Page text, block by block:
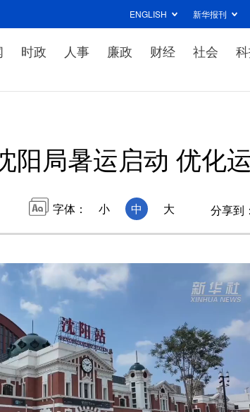
ENGLISH 新华报刊
时政 人事 廉政 财经 社会
阳局暑运启动 优化
字体： 小 中 大 分享到：